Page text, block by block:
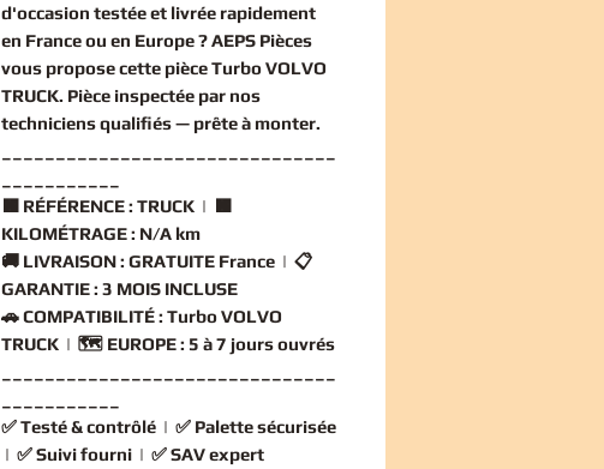
d'occasion testée et livrée rapidement
en France ou en Europe ? AEPS Pièces
vous propose cette pièce Turbo VOLVO
TRUCK. Pièce inspectée par nos
techniciens qualifiés — prête à monter.
🟧 RÉFÉRENCE : TRUCK | 🟧
KILOMÉTRAGE : N/A km
🚚 LIVRAISON : GRATUITE France | 📋
GARANTIE : 3 MOIS INCLUSE
🚗COMPATIBILITÉ : Turbo VOLVO
TRUCK | 🗺️ EUROPE : 5 à 7 jours ouvrés
✅Testé & contrôlé | ✅ Palette sécurisée
| ✅Suivi fourni | ✅SAV expert